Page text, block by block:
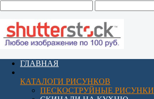
ГЛАВНАЯ
КАТАЛОГИ РИСУНКОВ
ПЕСКОСТРУЙНЫЕ РИСУНКИ